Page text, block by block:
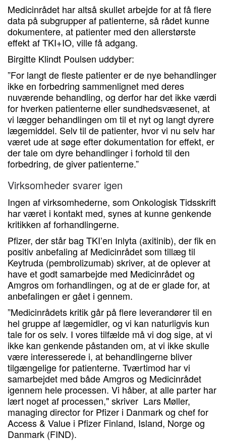
Medicinrådet har altså skullet arbejde for at få flere
data på subgrupper af patienterne, så rådet kunne
dokumentere, at patienter med den allerstørste
effekt af TKI+IO, ville få adgang.
Birgitte Klindt Poulsen uddyber:
”For langt de fleste patienter er de nye behandlinger
ikke en forbedring sammenlignet med deres
nuværende behandling, og derfor har det ikke værdi
for hverken patienterne eller sundhedsvæsenet, at
vi lægger behandlingen om til et nyt og langt dyrere
lægemiddel. Selv til de patienter, hvor vi nu selv har
været ude at søge efter dokumentation for effekt, er
der tale om dyre behandlinger i forhold til den
forbedring, de giver patienterne.”
Virksomheder svarer igen
Ingen af virksomhederne, som Onkologisk Tidsskrift
har været i kontakt med, synes at kunne genkende
kritikken af forhandlingerne.
Pfizer, der står bag TKI’en Inlyta (axitinib), der fik en
positiv anbefaling af Medicinrådet som tillæg til
Keytruda (pembrolizumab) skriver, at de oplever at
have et godt samarbejde med Medicinrådet og
Amgros om forhandlingen, og at de er glade for, at
anbefalingen er gået i gennem.
”Medicinrådets kritik går på flere leverandører til en
hel gruppe af lægemidler, og vi kan naturligvis kun
tale for os selv. I vores tilfælde må vi dog sige, at vi
ikke kan genkende påstanden om, at vi ikke skulle
være interesserede i, at behandlingerne bliver
tilgængelige for patienterne. Tværtimod har vi
samarbejdet med både Amgros og Medicinrådet
igennem hele processen. Vi håber, at alle parter har
lært noget af processen," skriver Lars Møller,
managing director for Pfizer i Danmark og chef for
Access & Value i Pfizer Finland, Island, Norge og
Danmark (FIND).